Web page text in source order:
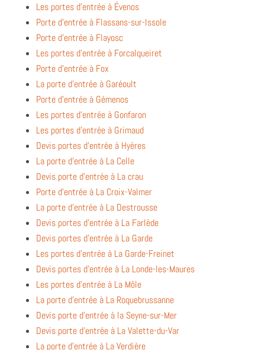
Les portes d’entrée à Évenos
Porte d’entrée à Flassans-sur-Issole
Porte d’entrée à Flayosc
Les portes d’entrée à Forcalqueiret
Porte d’entrée à Fox
La porte d’entrée à Garéoult
Porte d’entrée à Gémenos
Les portes d’entrée à Gonfaron
Les portes d’entrée à Grimaud
Devis portes d’entrée à Hyères
La porte d’entrée à La Celle
Devis porte d’entrée à La crau
Porte d’entrée à La Croix-Valmer
La porte d’entrée à La Destrousse
Devis portes d’entrée à La Farlède
Devis portes d’entrée à La Garde
Les portes d’entrée à La Garde-Freinet
Devis portes d’entrée à La Londe-les-Maures
Les portes d’entrée à La Môle
La porte d’entrée à La Roquebrussanne
Devis porte d’entrée à la Seyne-sur-Mer
Devis porte d’entrée à La Valette-du-Var
La porte d’entrée à La Verdière